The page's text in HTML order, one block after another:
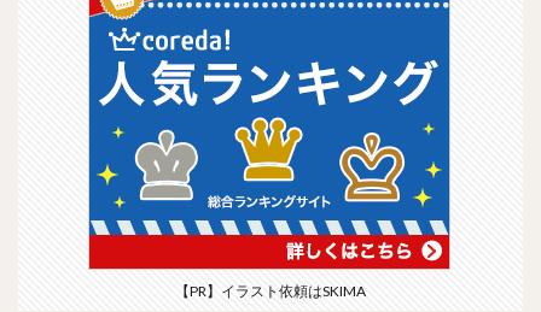
【PR】イラスト依頼はSKIMA